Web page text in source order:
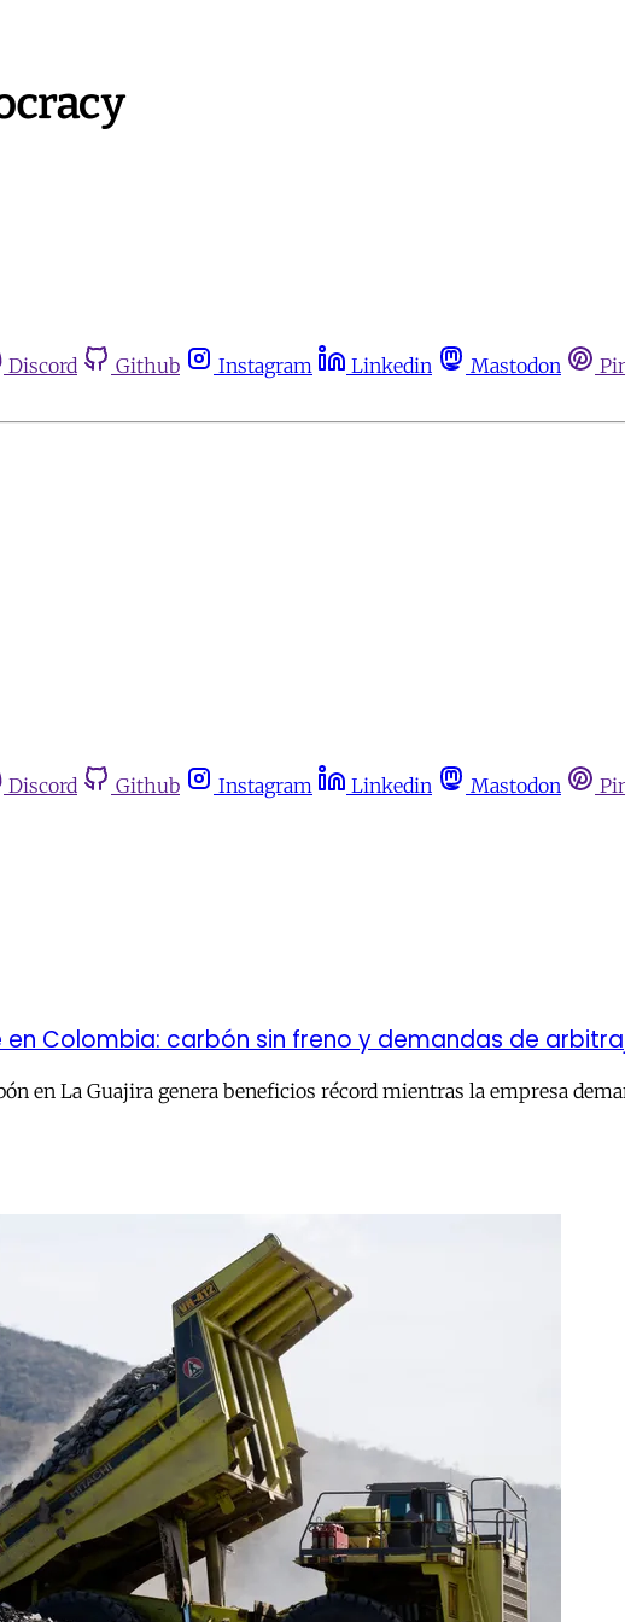
Discord Github Instagram Linkedin Mastodon
Discord Github Instagram Linkedin Mastodon
en Colombia: carbón sin freno y demandas de
en La Guajira genera beneficios récord mientras la empresa